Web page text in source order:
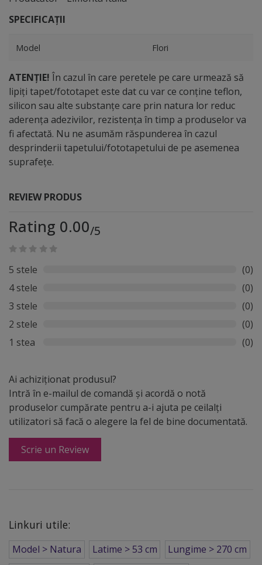
SPECIFICAȚII
Model Flori
ATENȚIE! În cazul în care peretele pe care urmează să
lipiți tapet/fototapet este dat cu var ce conține teflon,
silicon sau alte substanțe care prin natura lor reduc
aderența adezivilor, rezistența în timp a produselor va
fi afectată. Nu ne asumăm răspunderea în cazul
desprinderii tapetului/fototapetului de pe asemenea
suprafețe.
REVIEW PRODUS
Rating 0.00/5
5 stele
(0)
4 stele
(0)
3 stele
(0)
2 stele
(0)
1 stea
(0)
Ai achiziționat produsul?
Intră în e-mailul de comandă și acordă o notă
produselor cumpărate pentru a-i ajuta pe ceilalți
utilizatori să facă o alegere la fel de bine documentată.
Scrie un Review
Linkuri utile:
Model > Natura Latime > 53 cm
Lungime > 270 cm